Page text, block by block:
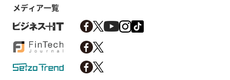
メディア一覧